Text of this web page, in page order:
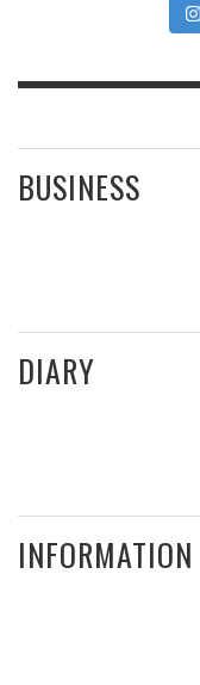
BUSINESS
DIARY
INFORMATION